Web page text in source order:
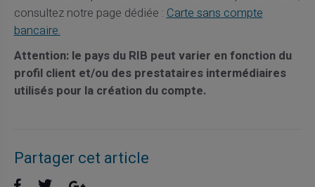
consultez notre page dédiée :Carte sans compte
bancaire.
Attention: le pays du RIB peut varier en fonction du
profil client et/ou des prestataires intermédiaires
utilisés pour la création du compte.
Partager cet article